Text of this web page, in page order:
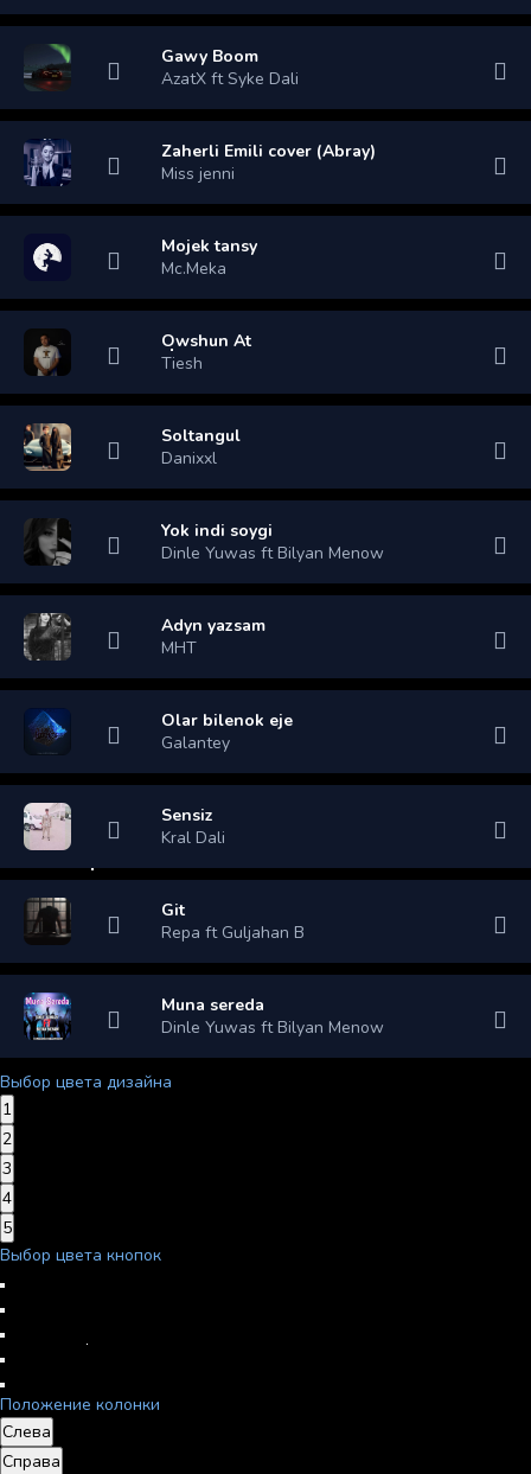
Gawy Boom
AzatX ft Syke Dali
Zaherli Emili cover (Abray)
Miss jenni
Mojek tansy
Mc.Meka
Owshun At
Tiesh
Soltangul
Danixxl
Yok indi soygi
Dinle Yuwas ft Bilyan Menow
Adyn yazsam
MHT
Olar bilenok eje
Galantey
Sensiz
Kral Dali
Git
Repa ft Guljahan B
Muna sereda
Dinle Yuwas ft Bilyan Menow
Выбор цвета дизайна
1
2
3
4
5
Выбор цвета кнопок
Положение колонки
Слева
Справа